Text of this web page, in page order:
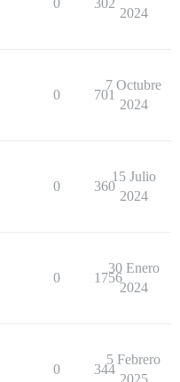
0 302
2024
0 701
7 Octubre
2024
0 360
15 Julio
2024
0 1756
30 Enero
2024
0 344
5 Febrero